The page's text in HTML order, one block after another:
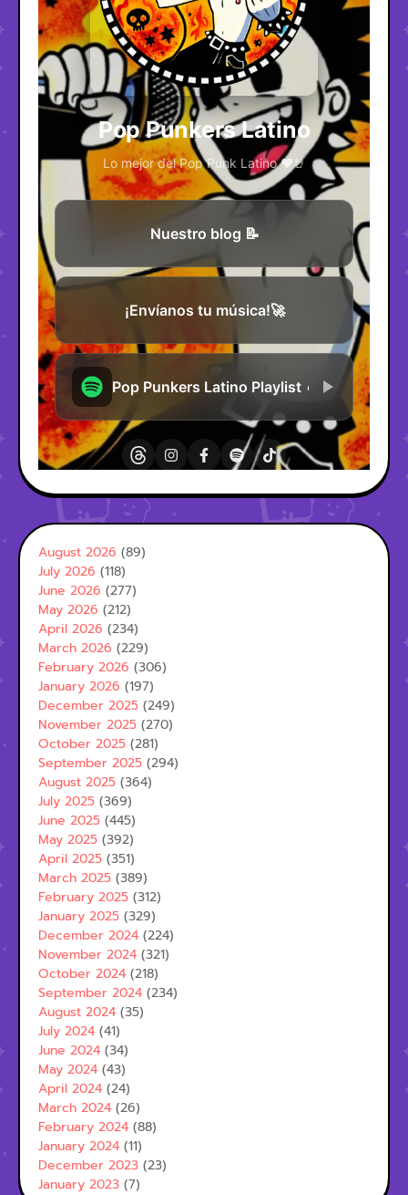
August 2026 (89)
July 2026 (118)
June 2026 (277)
May 2026 (212)
April 2026 (234)
March 2026 (229)
February 2026 (306)
January 2026 (197)
December 2025 (249)
November 2025 (270)
October 2025 (281)
September 2025 (294)
August 2025 (364)
July 2025 (369)
June 2025 (445)
May 2025 (392)
April 2025 (351)
March 2025 (389)
February 2025 (312)
January 2025 (329)
December 2024 (224)
November 2024 (321)
October 2024 (218)
September 2024 (234)
August 2024 (35)
July 2024 (41)
June 2024 (34)
May 2024 (43)
April 2024 (24)
March 2024 (26)
February 2024 (88)
January 2024 (11)
December 2023 (23)
January 2023 (7)